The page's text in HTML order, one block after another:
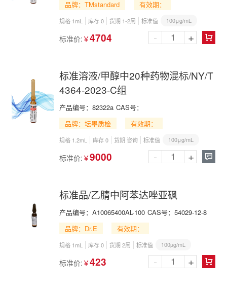
品牌：TMstandard 有效期：
规格 1mL 库存 0 货期 1-2周 标准值 100μg/mL
标准价: ￥4704 
- +
标准溶液/甲醇中20种药物混标/NY/T
4364-2023-C组
产品编号： 82322a CAS号：
品牌：坛墨质检
有效期：
规格 1.2mL 库存 0 货期 咨询 标准值 100μg/mL
标准价: ￥9000 
- +
标准品/乙腈中阿苯达唑亚砜
产品编号： A10065400AL-100 CAS号： 54029-12-8
品牌：Dr.E
有效期：
规格 1mL 库存 0 货期 2周 标准值 100µg/mL
标准价: ￥423 
- +